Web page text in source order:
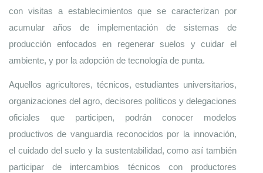
con visitas a establecimientos que se caracterizan por
acumular años de implementación de sistemas de
producción enfocados en regenerar suelos y cuidar el
ambiente, y por la adopción de tecnología de punta.
Aquellos agricultores, técnicos, estudiantes universitarios,
organizaciones del agro, decisores políticos y delegaciones
oficiales que participen, podrán conocer modelos
productivos de vanguardia reconocidos por la innovación,
el cuidado del suelo y la sustentabilidad, como así también
participar de intercambios técnicos con productores